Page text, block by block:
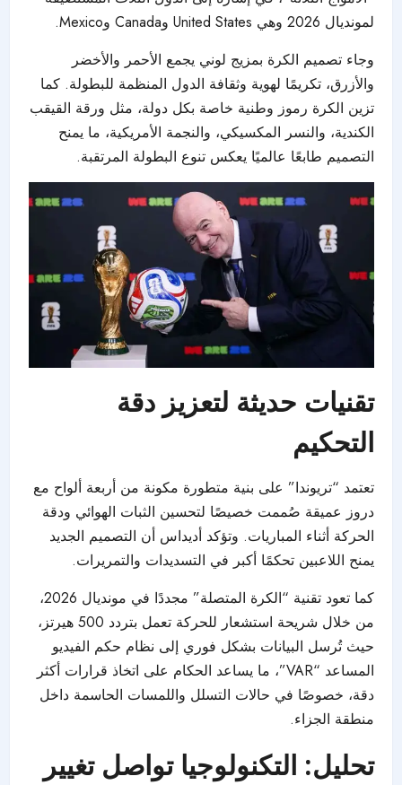
لمونديال 2026 وهي United States وCanada وMexico.
وجاء تصميم الكرة بمزيج لوني يجمع الأحمر والأخضر
والأزرق، تكريمًا لهوية وثقافة الدول المنظمة للبطولة. كما
تزين الكرة رموز وطنية خاصة بكل دولة، مثل ورقة القيقب
الكندية، والنسر المكسيكي، والنجمة الأمريكية، ما يمنح
التصميم طابعًا عالميًا يعكس تنوع البطولة المرتقبة.
تقنيات حديثة لتعزيز دقة
التحكيم
تعتمد “تريوندا” على بنية متطورة مكونة من أربعة ألواح مع
دروز عميقة صُممت خصيصًا لتحسين الثبات الهوائي ودقة
الحركة أثناء المباريات. وتؤكد أديداس أن التصميم الجديد
يمنح اللاعبين تحكمًا أكبر في التسديدات والتمريرات.
كما تعود تقنية “الكرة المتصلة” مجددًا في مونديال 2026،
من خلال شريحة استشعار للحركة تعمل بتردد 500 هيرتز،
حيث تُرسل البيانات بشكل فوري إلى نظام حكم الفيديو
المساعد “VAR”، ما يساعد الحكام على اتخاذ قرارات أكثر
دقة، خصوصًا في حالات التسلل واللمسات الحاسمة داخل
منطقة الجزاء.
تحليل: التكنولوجيا تواصل تغيير